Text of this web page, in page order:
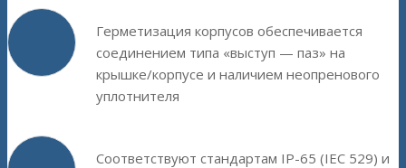
Герметизация корпусов обеспечивается
соединением типа «выступ — паз» на
крышке/корпусе и наличием неопренового
уплотнителя
Соответствуют стандартам IP-65 (IEC 529) и